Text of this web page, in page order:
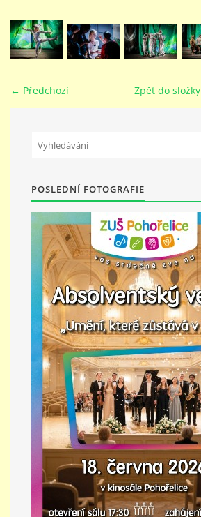
VIDEA - FILMOVÁ TVORBA
KONTAKTY
PŘÍMĚSTSKÝ TÁBOR
MISS VÝTVARNÝ MODEL
ZAMĚSTNÁNÍ
DOTACE
GDPR
ZUŠ Pohořelice
Školní 462
← Předchozí Zpět do složky
POSLEDNÍ FOTOGRAFIE